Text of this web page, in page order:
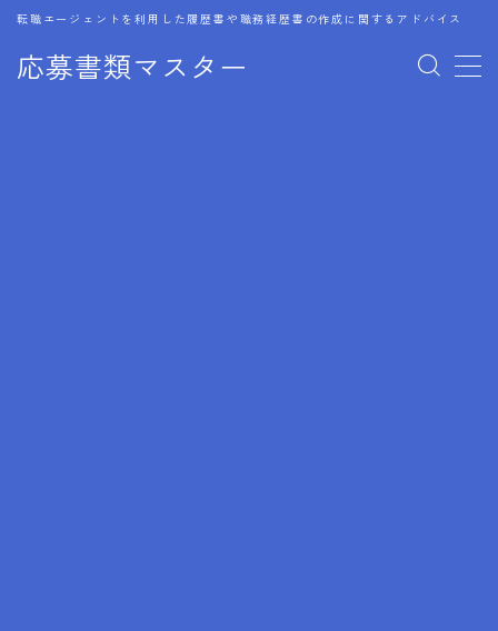
応募書類マスター
転職エージェントを利用した履歴書や職務経歴書の作成に関するアドバイス
MENU